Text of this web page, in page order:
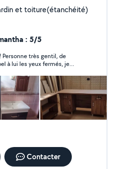
et toiture(étanchéité)
: 5/5
très gentil, de
à lui les yeux fermés, je
Contacter